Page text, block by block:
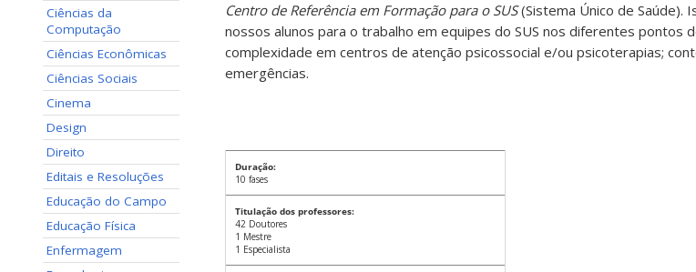
Ciências da
Computação
Ciências Econômicas
Ciências Sociais
Cinema
Design
Direito
Editais e Resoluções
Educação do Campo
Educação Física
Enfermagem
Centro de Referência em Formação para o SUS(Sistema Único de Saúde).
nossos alunos para o trabalho em equipes do SUS nos diferentes pontos
complexidade em centros de atenção psicossocial e/ou psicoterapias;
emergências.
Duração:
10 fases
Titulação dos professores:
42 Doutores
1 Mestre
1 Especialista